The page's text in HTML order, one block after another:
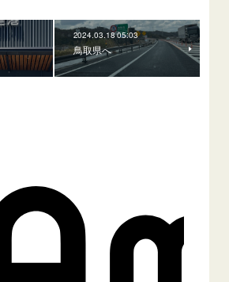
2024.03.18 05:03
鳥取県へ